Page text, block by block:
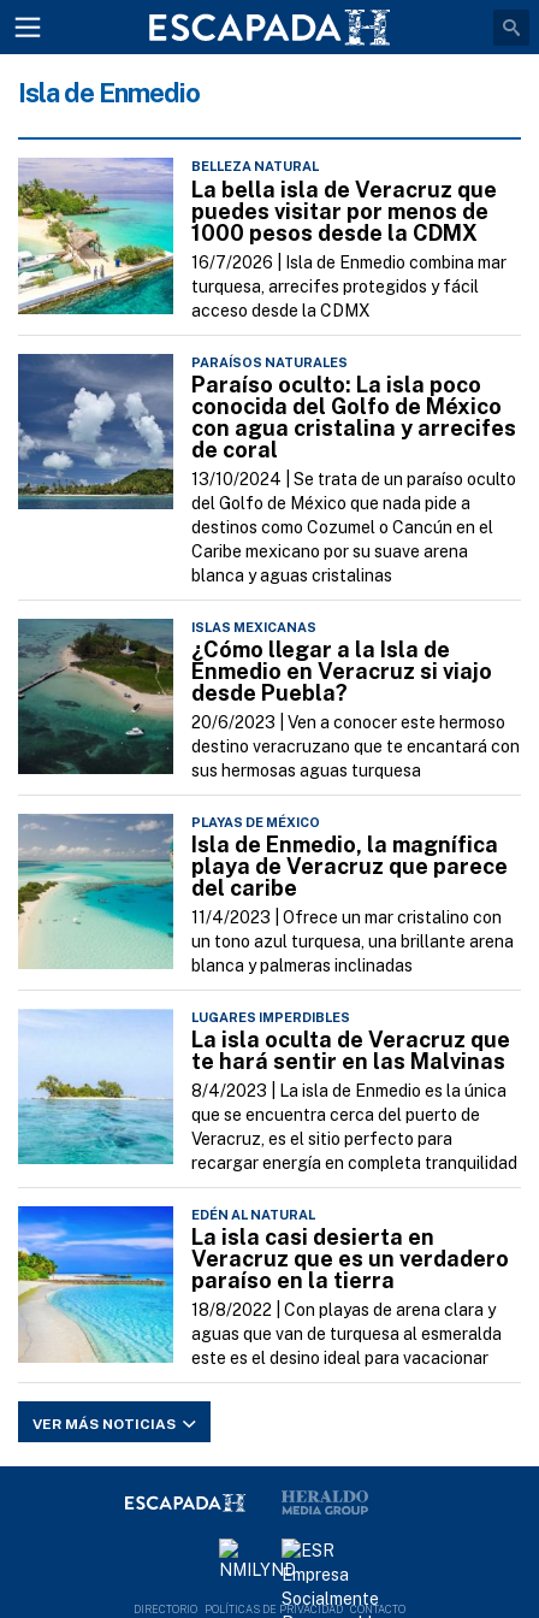
Isla de Enmedio
BELLEZA NATURAL
La bella isla de Veracruz que
puedes visitar por menos de
1000 pesos desde la CDMX
16/7/2026 | Isla de Enmedio combina mar
turquesa, arrecifes protegidos y fácil
acceso desde la CDMX
PARAÍSOS NATURALES
Paraíso oculto: La isla poco
conocida del Golfo de México
con agua cristalina y arrecifes
de coral
13/10/2024 |Se trata de un paraíso oculto
del Golfo de México que nada pide a
destinos como Cozumel o Cancún en el
Caribe mexicano por su suave arena
blanca y aguas cristalinas
ISLAS MEXICANAS
¿Cómo llegar a la Isla de
Enmedio en Veracruz si viajo
desde Puebla?
20/6/2023 |Ven a conocer este hermoso
destino veracruzano que te encantará con
sus hermosas aguas turquesa
PLAYAS DE MÉXICO
Isla de Enmedio, la magnífica
playa de Veracruz que parece
del caribe
11/4/2023 |Ofrece un mar cristalino con
un tono azul turquesa, una brillante arena
blanca y palmeras inclinadas
LUGARES IMPERDIBLES
La isla oculta de Veracruz que
te hará sentir en las Malvinas
8/4/2023 |
La isla de Enmedio es la única
que se encuentra cerca del puerto de
Veracruz, es el sitio perfecto para
recargar energía en completa tranquilidad
EDÉN AL NATURAL
La isla casi desierta en
Veracruz que es un verdadero
paraíso en la tierra
18/8/2022 |Con playas de arena clara y
aguas que van de turquesa al esmeralda
este es el desino ideal para vacacionar
VER MÁS NOTICIAS
DIRECTORIO POLÍTICAS DE PRIVACIDAD CONTACTO